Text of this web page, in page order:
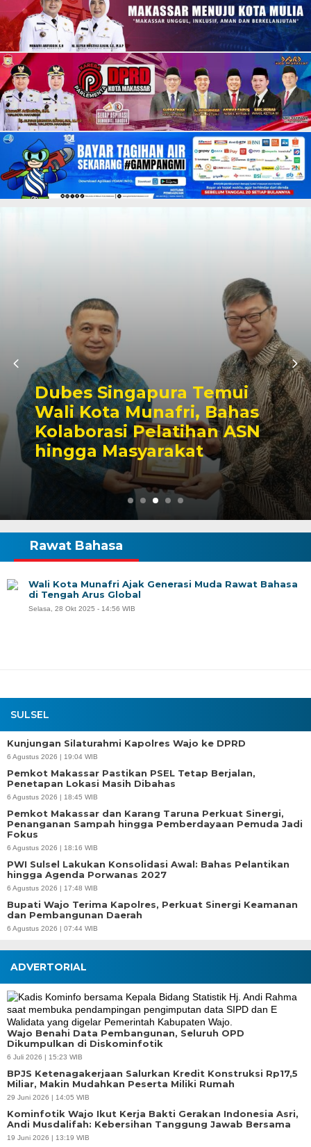
Dubes Singapura Temui
Wali Kota Munafri, Bahas
Kolaborasi Pelatihan ASN
hingga Masyarakat
SULSEL
Kunjungan Silaturahmi Kapolres Wajo ke DPRD
6 Agustus 2026 | 19:04 WIB
Pemkot Makassar Pastikan PSEL Tetap Berjalan,
Penetapan Lokasi Masih Dibahas
6 Agustus 2026 | 18:45 WIB
Pemkot Makassar dan Karang Taruna Perkuat Sinergi,
Penanganan Sampah hingga Pemberdayaan Pemuda Jadi
Fokus
6 Agustus 2026 | 18:16 WIB
PWI Sulsel Lakukan Konsolidasi Awal: Bahas Pelantikan
hingga Agenda Porwanas 2027
6 Agustus 2026 | 17:48 WIB
Bupati Wajo Terima Kapolres, Perkuat Sinergi Keamanan
dan Pembangunan Daerah
6 Agustus 2026 | 07:44 WIB
Rawat Bahasa
Wali Kota Munafri Ajak Generasi Muda Rawat Bahasa
di Tengah Arus Global
Selasa, 28 Okt 2025 - 14:56 WIB
ADVERTORIAL
Wajo Benahi Data Pembangunan, Seluruh OPD
Dikumpulkan di Diskominfotik
6 Juli 2026 | 15:23 WIB
BPJS Ketenagakerjaan Salurkan Kredit Konstruksi Rp17,5
Miliar, Makin Mudahkan Peserta Miliki Rumah
29 Juni 2026 | 14:05 WIB
Kominfotik Wajo Ikut Kerja Bakti Gerakan Indonesia Asri,
Andi Musdalifah: Kebersihan Tanggung Jawab Bersama
19 Juni 2026 | 13:19 WIB